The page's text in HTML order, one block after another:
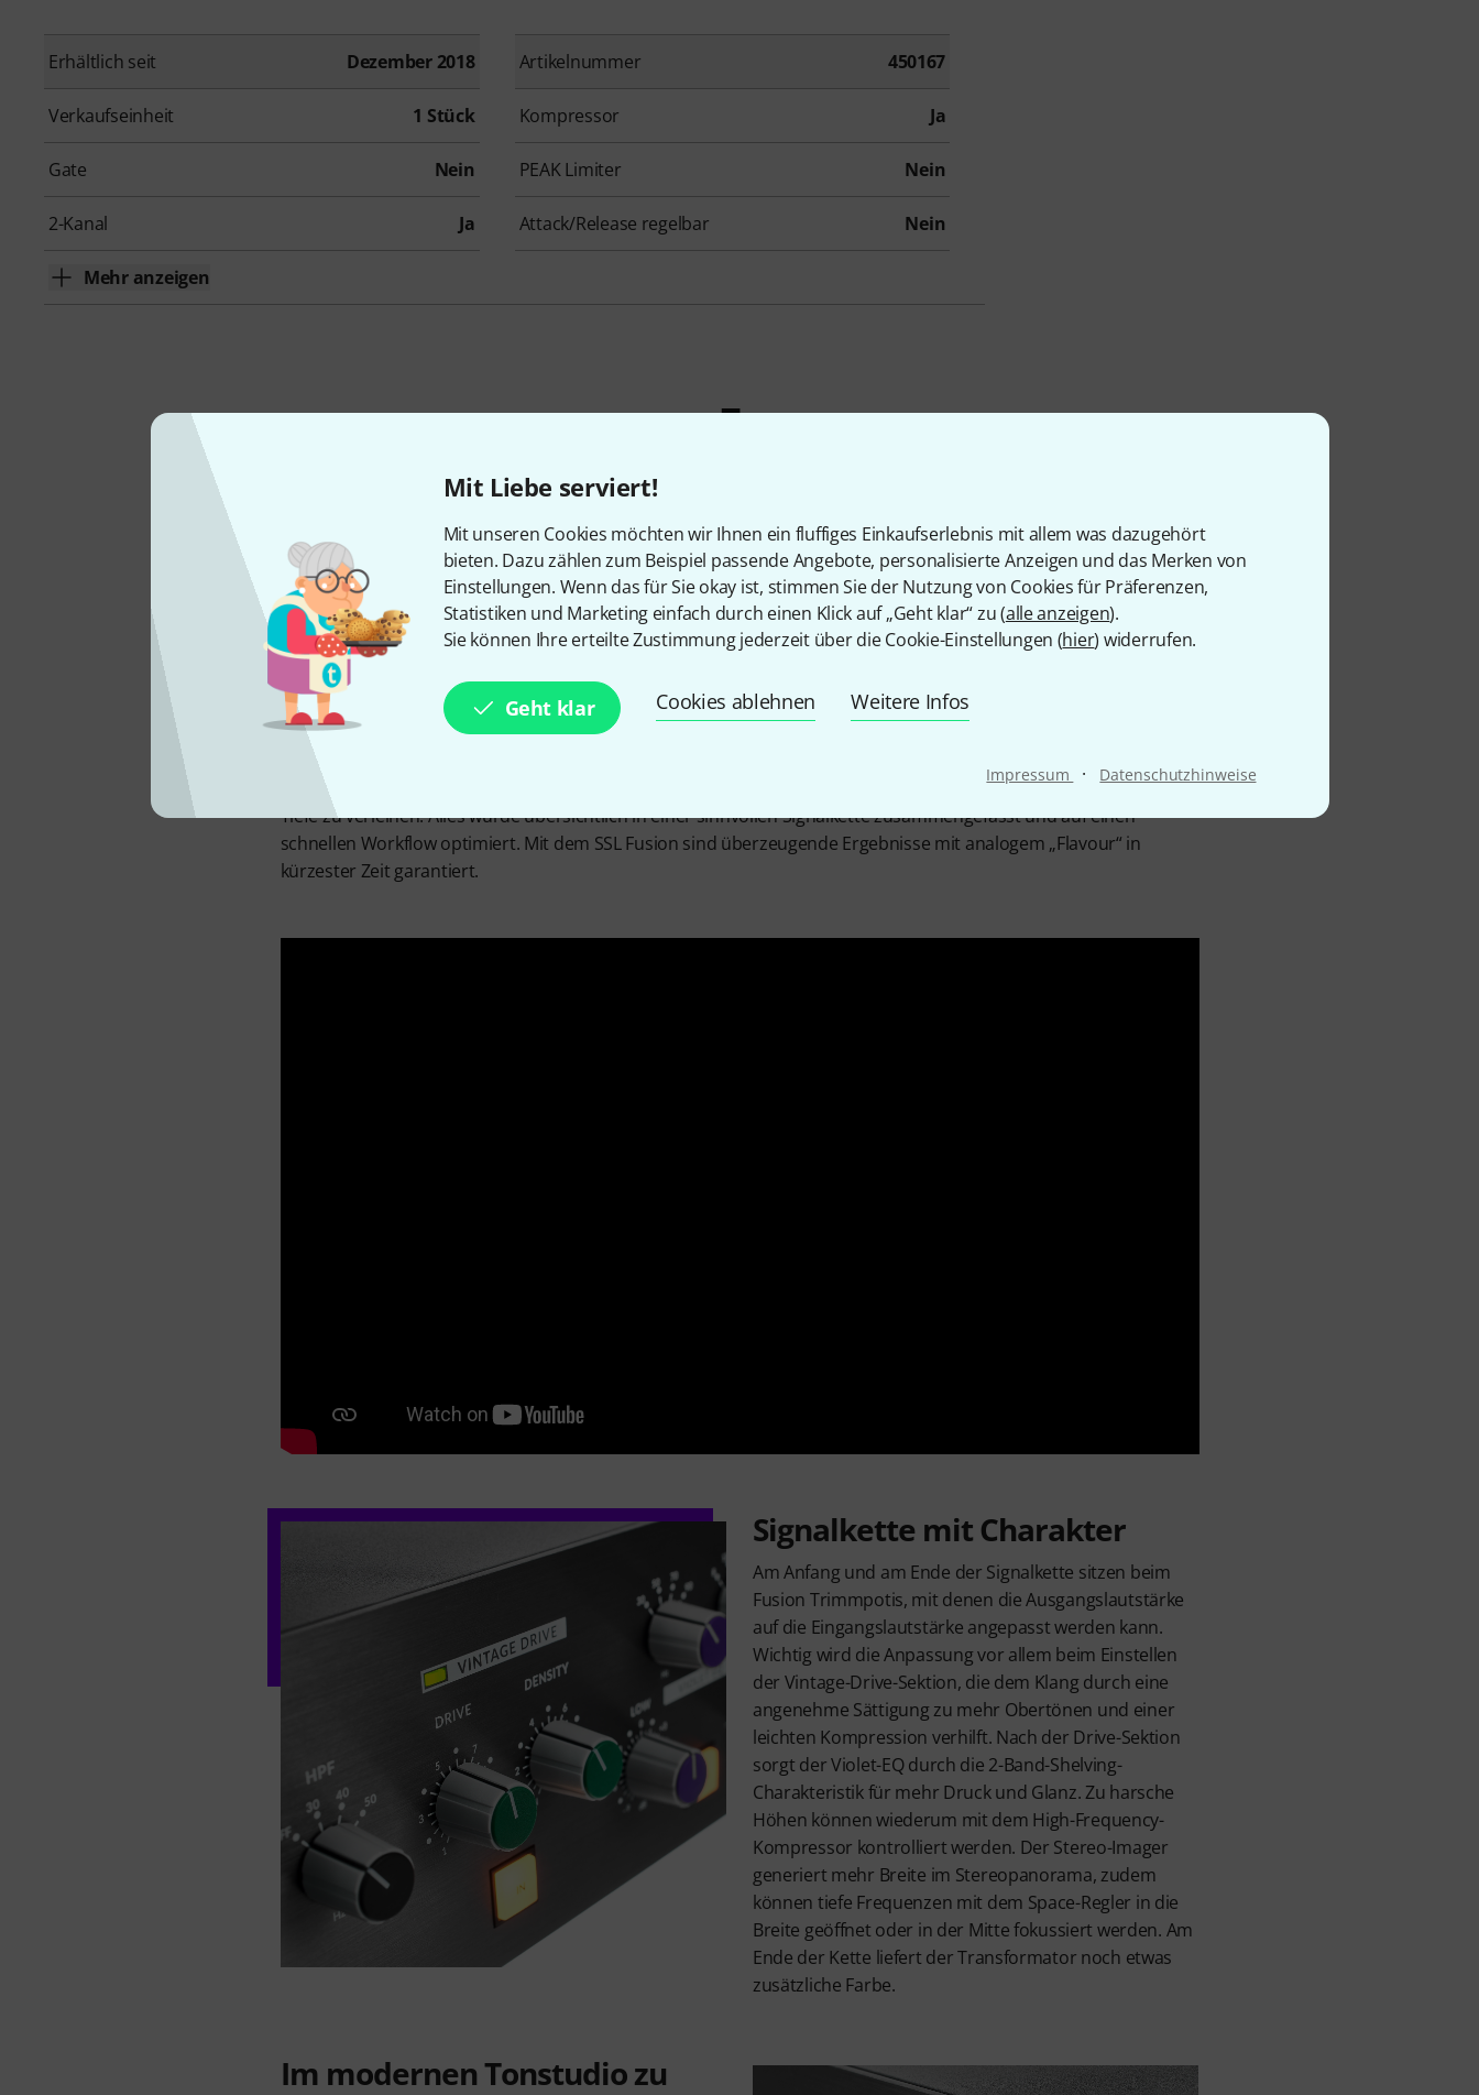
Mit Liebe serviert!
Mit unseren Cookies möchten wir Ihnen ein fluffiges Einkaufserlebnis mit allem was dazugehört
bieten. Dazu zählen zum Beispiel passende Angebote, personalisierte Anzeigen und das Merken von
Einstellungen. Wenn das für Sie okay ist, stimmen Sie der Nutzung von Cookies für Präferenzen,
Statistiken und Marketing einfach durch einen Klick auf „Geht klar“ zu (alle anzeigen).
Sie können Ihre erteilte Zustimmung jederzeit über die Cookie-Einstellungen (hier) widerrufen.
Geht klar Cookies ablehnen Weitere Infos
Impressum · Datenschutzhinweise
Erhältlich seit Dezember 2018 Artikelnummer 450167
Verkaufseinheit 1 Stück Kompressor Ja
Gate Nein PEAK Limiter Nein
2-Kanal Ja Attack/Release regelbar Nein
Mehr anzeigen
Analoger
Zusammenschluss
Mit dem Fusion bietet SSL einen komplett analogen Stereo-Outboard-Prozessor, der sich dank seiner enormen
Flexibilität perfekt in moderne Tonstudio-Setups integriert. Benötigt werden dafür zwei Höheneinheiten eines 19-
Zoll-Racks. Fusion besteht aus sechs komplett neu konzipierten Schaltungen zur Signalverarbeitung und
Klangfärbung, die designt wurden, um dem Mix-Bus oder der Mastering-Kette tonalen Charakter sowie Fülle und
Tiefe zu verleihen. Alles wurde übersichtlich in einer sinnvollen Signalkette zusammengefasst und auf einen
schnellen Workflow optimiert. Mit dem SSL Fusion sind überzeugende Ergebnisse mit analogem „Flavour“ in
kürzester Zeit garantiert.
Signalkette mit Charakter
Am Anfang und am Ende der Signalkette sitzen beim
Fusion Trimmpotis, mit denen die Ausgangslautstärke
auf die Eingangslautstärke angepasst werden kann.
Wichtig wird die Anpassung vor allem beim Einstellen
der Vintage-Drive-Sektion, die dem Klang durch eine
angenehme Sättigung zu mehr Obertönen und einer
leichten Kompression verhilft. Nach der Drive-Sektion
sorgt der Violet-EQ durch die 2-Band-Shelving-
Charakteristik für mehr Druck und Glanz. Zu harsche
Höhen können wiederum mit dem High-Frequency-
Kompressor kontrolliert werden. Der Stereo-Imager
generiert mehr Breite im Stereopanorama, zudem
können tiefe Frequenzen mit dem Space-Regler in die
Breite geöffnet oder in der Mitte fokussiert werden. Am
Ende der Kette liefert der Transformator noch etwas
zusätzliche Farbe.
Im modernen Tonstudio zu